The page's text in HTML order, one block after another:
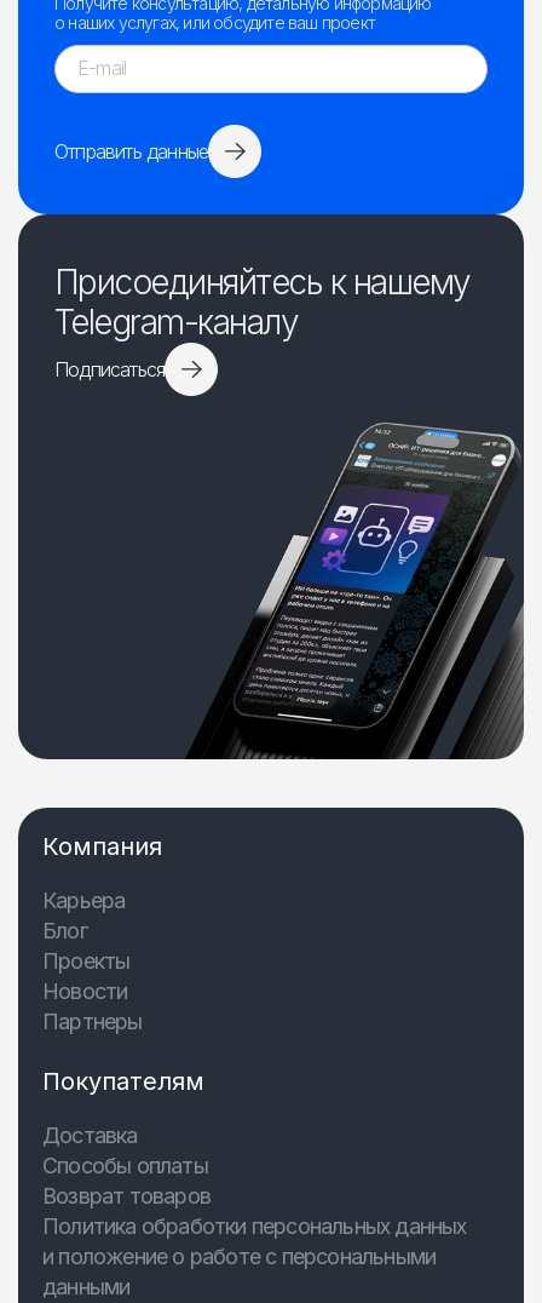
о наших услугах, или обсудите ваш проект
Отправить данные
Присоединяйтесь к нашему
Telegram-каналу
Подписаться
Компания
Карьера
Блог
Проекты
Новости
Партнеры
Покупателям
Доставка
Способы оплаты
Возврат товаров
Политика обработки персональных данных
и положение о работе с персональными
данными